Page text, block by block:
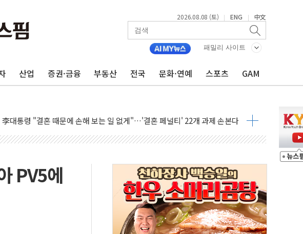
2026.08.08 (토) | ENG | 中文
패밀리 사이트
산업 증권·금융 부동산 전국 문화·연예 스포츠 GAM
이번주 국내 주요 금융일정(8.10~8.14)
美, 이란전 출구전략 만지작…공습 한계·탄약 부족 현실화
폐기물 수거하다 참변…60대 환경미화원 수거차에 치여 사망
서울 중랑구 주택가서 흉기 난동…60대 남성 2명 숨져
여수 오동도 인근 해상서 모터보트 전복…1명 사망·1명 실종
추미애, '위안부' 피해자 기림의 날 참석..."국제적 시민 연대로 목소리 내야"
인천서 말다툼 중 어머니 흉기 살해 10대 아들 체포
'화합' 꺼낸 김민석에 '뻔뻔' 받아친 정청래…제주 연설서 신경전 고조
李대통령, ISA 개편 재검토 지시…與 "적극 환영"·野 "졸속 국정"
동해중부 전 해상 풍랑주의보…10일까지 최대 3.5m 높은 물결
연일 폭염에 온열질환 사망 23명…정부, 비상대응기구 가동
PV5에